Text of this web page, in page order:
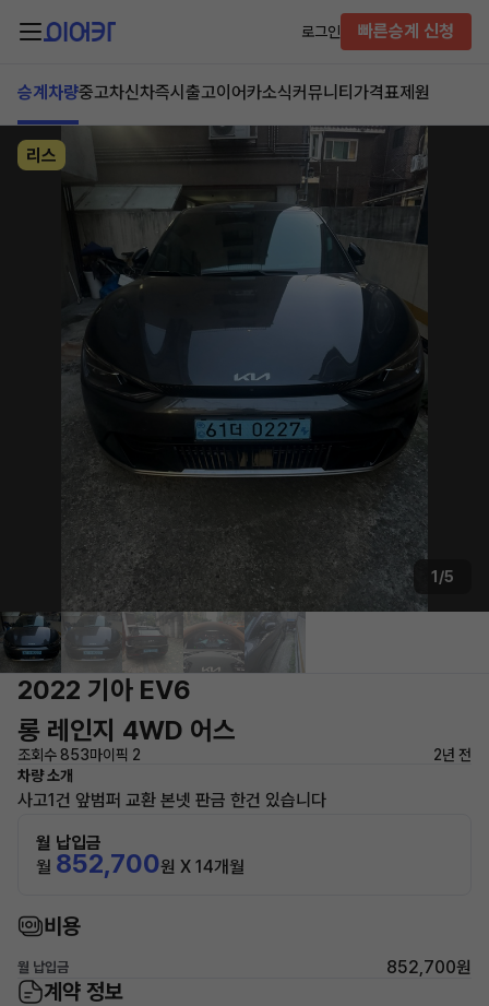
로그인 빠른승계 신청
승계차량중고차신차즉시출고이어카소식커뮤니티 가격표제원
리스
1/5
2022 기아 EV6
롱 레인지 4WD 어스
조회수 853마이픽 2
2년 전
차량 소개
사고1건 앞범퍼 교환 본넷 판금 한건 있습니다
월 납입금
월 852,700원 X 14개월
비용
월 납입금 852,700원
계약 정보